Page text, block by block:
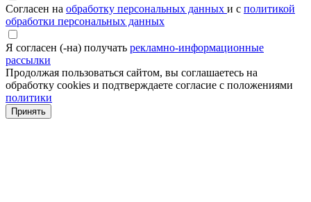
Согласен на обработку персональных данных и с политикой
обработки персональных данных
Я согласен (-на) получать рекламно-информационные
рассылки
Продолжая пользоваться сайтом, вы соглашаетесь на
обработку cookies и подтверждаете согласие с положениями
политики
Принять